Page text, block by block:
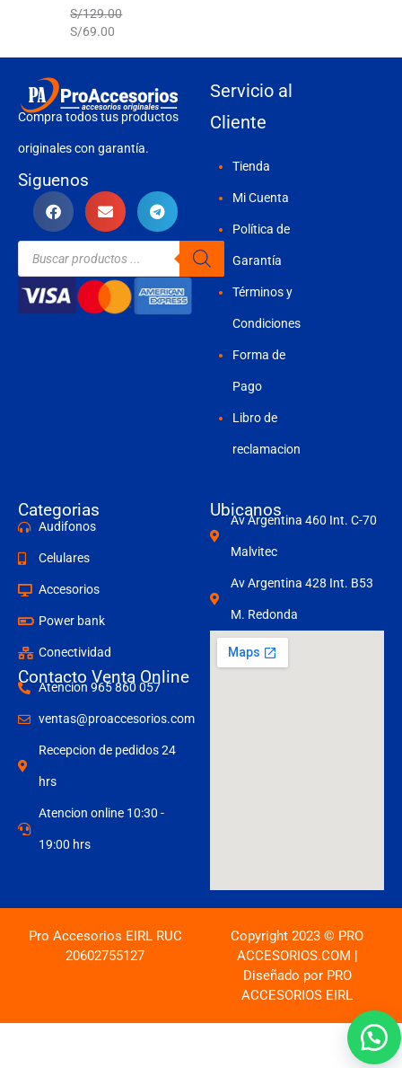
S/129.00
S/69.00
Compra todos tus productos
originales con garantía.
Siguenos
Búsqueda
productos
Servicio al
Cliente
Tienda
Mi Cuenta
Política de
Garantía
Términos y
Condiciones
Forma de
Pago
Libro de
reclamacion
Categorias
Audifonos
Celulares
Accesorios
Power bank
Conectividad
Contacto Venta Online
Atencion 965 860 057
ventas@proaccesorios.com
Recepcion de pedidos 24
hrs
Atencion online 10:30 -
19:00 hrs
Ubicanos
Av Argentina 460 Int. C-70
Malvitec
Av Argentina 428 Int. B53
M. Redonda
Pro Accesorios EIRL RUC
20602755127
Copyright 2023 © PRO
ACCESORIOS.COM |
Diseñado por PRO
ACCESORIOS EIRL